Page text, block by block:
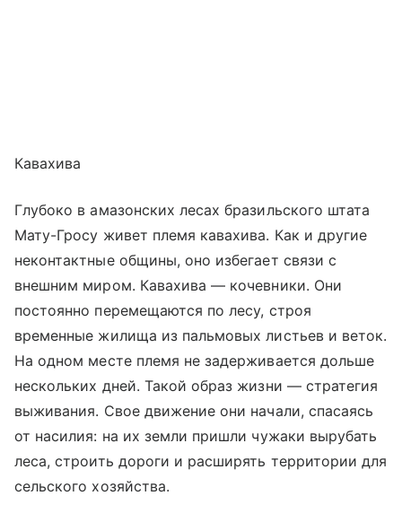
Кавахива
Глубоко в амазонских лесах бразильского штата
Мату-Гросу живет племя кавахива. Как и другие
неконтактные общины, оно избегает связи с
внешним миром. Кавахива — кочевники. Они
постоянно перемещаются по лесу, строя
временные жилища из пальмовых листьев и веток.
На одном месте племя не задерживается дольше
нескольких дней. Такой образ жизни — стратегия
выживания. Свое движение они начали, спасаясь
от насилия: на их земли пришли чужаки вырубать
леса, строить дороги и расширять территории для
сельского хозяйства.